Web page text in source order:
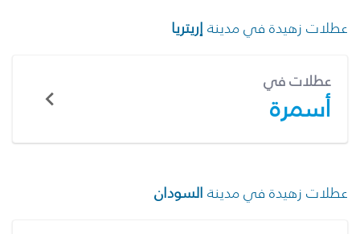
عطلات زهيدة في مدينة إريتريا
عطلات في
أسمرة
عطلات زهيدة في مدينة السودان